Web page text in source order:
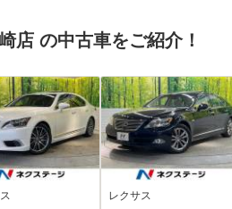
ートライト
ート 合皮/ヘッドラン
店 の中古車をご紹介！
レクサス